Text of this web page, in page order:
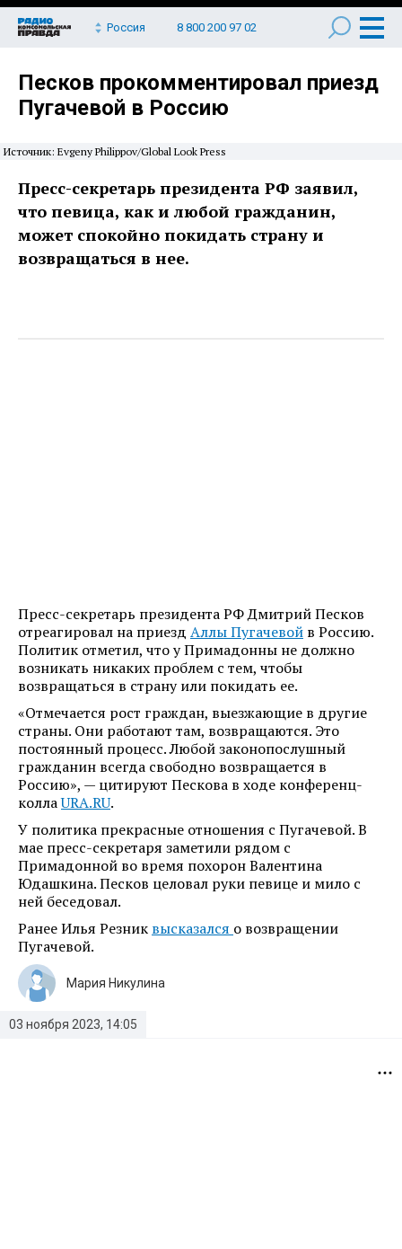
Россия 8 800 200 97 02
Песков прокомментировал приезд
Пугачевой в Россию
Источник: Evgeny Philippov/Global Look Press
Пресс-секретарь президента РФ заявил,
что певица, как и любой гражданин,
может спокойно покидать страну и
возвращаться в нее.
Пресс-секретарь президента РФ Дмитрий Песков
отреагировал на приезд Аллы Пугачевой в Россию.
Политик отметил, что у Примадонны не должно
возникать никаких проблем с тем, чтобы
возвращаться в страну или покидать ее.
«Отмечается рост граждан, выезжающие в другие
страны. Они работают там, возвращаются. Это
постоянный процесс. Любой законопослушный
гражданин всегда свободно возвращается в
Россию», — цитируют Пескова в ходе конференц-
коллаURA.RU.
У политика прекрасные отношения с Пугачевой. В
мае пресс-секретаря заметили рядом с
Примадонной во время похорон Валентина
Юдашкина. Песков целовал руки певице и мило с
ней беседовал.
Ранее Илья Резник высказался о возвращении
Пугачевой.
03 ноября 2023, 14:05
Мария Никулина